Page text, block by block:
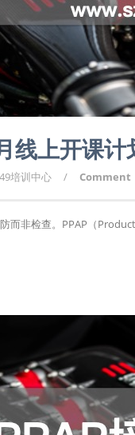
线上开课
培训中心 / Comment
而非检查。PPAP（